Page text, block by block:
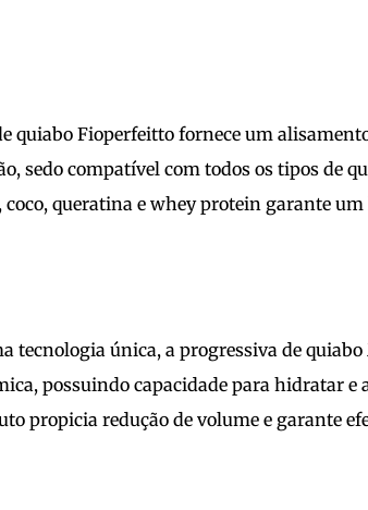
quiabo Fioperfeitto fornece um
sedo compatível com todos os tipos de
coco, queratina e whey protein garante
tecnologia única, a progressiva de quiabo
possuindo capacidade para hidratar e
propicia redução de volume e garante